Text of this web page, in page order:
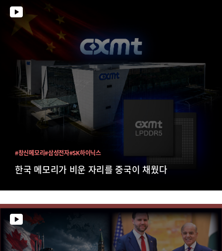
한국 메모리가 비운 자리를 중국이 채웠다
#창신메모리#삼성전자#SK하이닉스